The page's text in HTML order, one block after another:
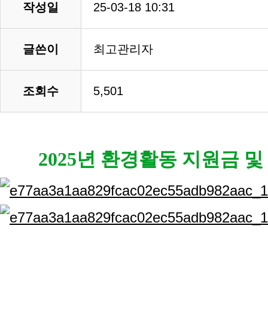
작성일 25-03-18 10:31
글쓴이 최고관리자
조회수 5,501
2025년 환경활동 지원금